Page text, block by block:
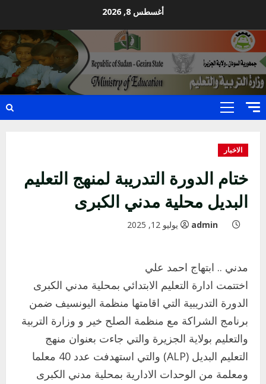
content
أغسطس 8, 2026
Primary
الاخبار
ختام الدورة التدريبة لمنهج التعليم
البديل محلية مدني الكبرى
admin يوليو 12, 2025
مدني .. ابتهاج احمد علي
اختتمت ادارة التعليم الابتدائي بمحلية مدني الكبرى
الدورة التدريبية التي اقامتها منظمة اليونسيف ضمن
برنامج الشراكة مع منظمة الصلح خير و وزارة التربية
والتعليم بولاية الجزيرة والتي جاءت بعنوان منهج
التعليم البديل (ALP) والتي استهدفت عدد 40 معلما
ومعلمة من الوحدات الادارية بمحلية مدني الكبرى